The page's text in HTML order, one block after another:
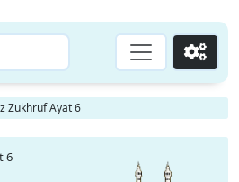
Go
Zukhruf Ayat 6
6